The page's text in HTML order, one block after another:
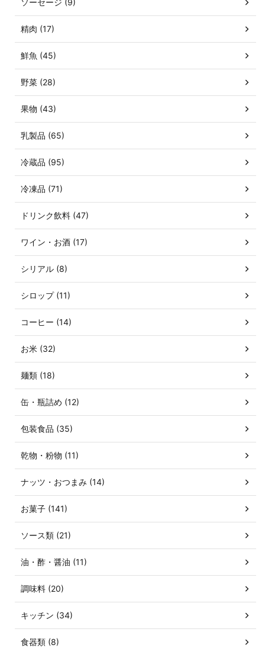
ソーセージ (9)
精肉 (17)
鮮魚 (45)
野菜 (28)
果物 (43)
乳製品 (65)
冷蔵品 (95)
冷凍品 (71)
ドリンク飲料 (47)
ワイン・お酒 (17)
シリアル (8)
シロップ (11)
コーヒー (14)
お米 (32)
麺類 (18)
缶・瓶詰め (12)
包装食品 (35)
乾物・粉物 (11)
ナッツ・おつまみ (14)
お菓子 (141)
ソース類 (21)
油・酢・醤油 (11)
調味料 (20)
キッチン (34)
食器類 (8)